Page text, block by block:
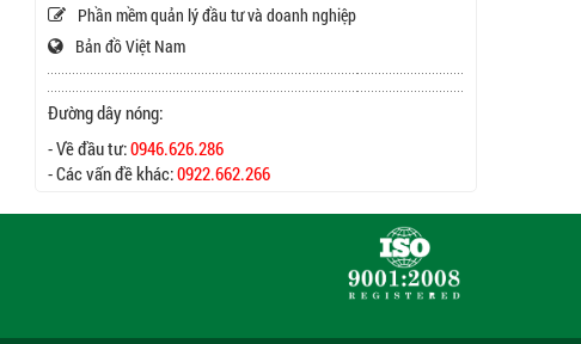
Phần mềm quản lý đầu tư và doanh nghiệp
Bản đồ Việt Nam
Đường dây nóng:
- Về đầu tư:0946.626.286
- Các vấn đề khác:0922.662.266